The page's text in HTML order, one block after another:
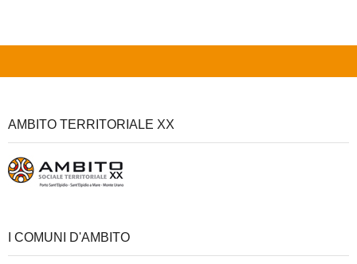
AMBITO TERRITORIALE XX
I COMUNI D'AMBITO